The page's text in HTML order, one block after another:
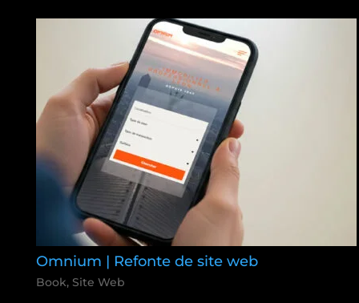
Omnium | Refonte de site web
Book, Site Web